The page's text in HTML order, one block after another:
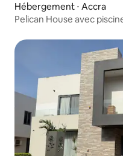
Hébergement ⋅ Accra
Pelican House avec